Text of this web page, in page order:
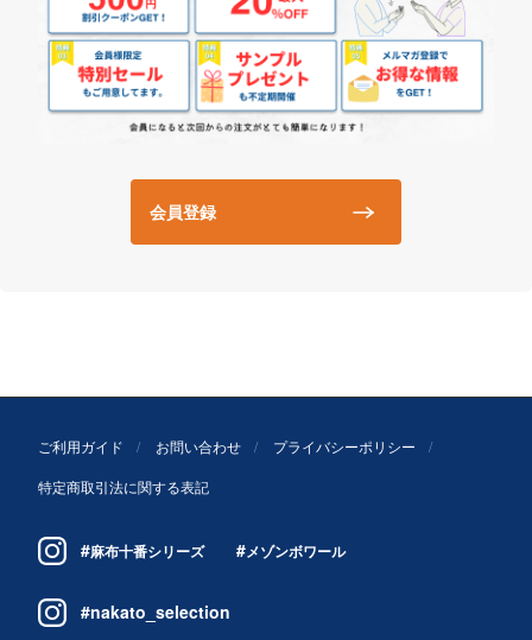
会員登録
ご利用ガイド お問い合わせ
プライバシーポリシー
特定商取引法に関する表記
#麻布十番シリーズ #メゾンボワール
#nakato_selection